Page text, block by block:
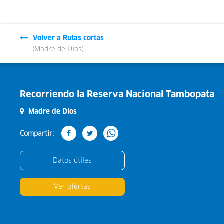
Volver a Rutas cortas
(Madre de Dios)
Recorriendo la Reserva Nacional Tambopata
Madre de Dios
Compartir:
Datos útiles
Ver ofertas